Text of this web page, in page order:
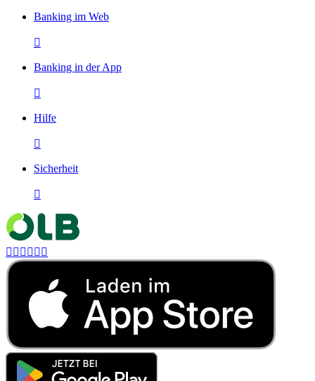
Banking im Web

Banking in der App

Hilfe

Sicherheit

     